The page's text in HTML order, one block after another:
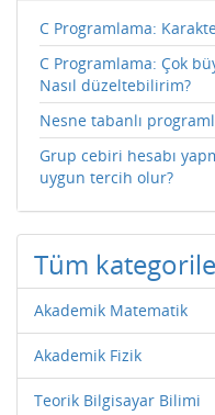
C Programlama:
C Programlama: Çok
Nasıl düzeltebilirim?
Nesne tabanlı
Grup cebiri hesabı
uygun tercih olur?
Tüm
Akademik Matematik
Akademik Fizik
Teorik Bilgisayar Bilimi